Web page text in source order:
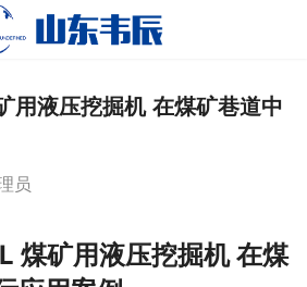
用液压挖掘机 在煤矿巷道中
员
煤矿用液压挖掘机 在煤